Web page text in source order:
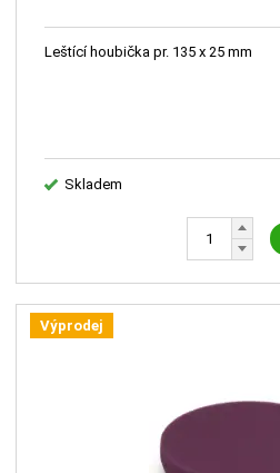
Leštící houbička pr. 135 x 25 mm
Skladem
Výprodej